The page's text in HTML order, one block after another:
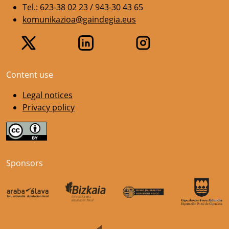
Tel.: 623-38 02 23 / 943-30 43 65
komunikazioa@gaindegia.eus
Content use
Legal notices
Privacy policy
Sponsors